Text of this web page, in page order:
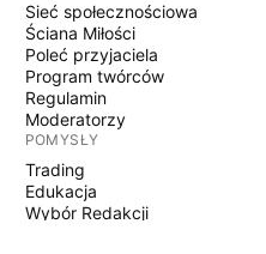
Sieć społecznościowa
Ściana Miłości
Poleć przyjaciela
Program twórców
Regulamin
Moderatorzy
POMYSŁY
Trading
Edukacja
Wybór Redakcji